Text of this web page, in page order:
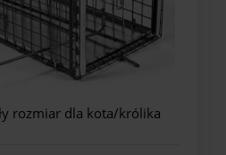
rozmiar dla kota/królika